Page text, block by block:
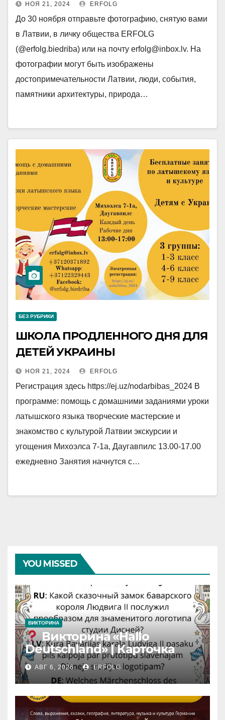
НОЯ 21, 2024 ERFOLG
До 30 ноября отправьте фотографию, снятую вами
в Латвии, в личку общества ERFOLG
(@erfolg.biedriba) или на почту erfolg@inbox.lv. На
фотографии могут быть изображены
достопримечательности Латвии, люди, события,
памятники архитектуры, природа…
БЕЗ РУБРИКИ
ШКОЛА ПРОДЛЕННОГО ДНЯ ДЛЯ
ДЕТЕЙ УКРАИНЫ
НОЯ 21, 2024 ERFOLG
Регистрация здесь https://ej.uz/nodarbibas_2024 В
программе: помощь с домашними заданиями уроки
латышского языка творческие мастерские и
знакомство с культурой Латвии экскурсии и
угощения Михоэлса 7-1а, Даугавпилс 13.00-17.00
ежедневно Занятия начнутся с…
YOU MISSED
ВИКТОРИНА
Викторина «Hallo
Deutschland» | Карточка
№46
Замок вдохновения
Iedvesmas pils / Schloss der
Inspiration
АВГ 6, 2026 ERFOLG